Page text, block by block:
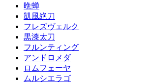
晩蝉
凱風絶刀
フレズヴェルク
黒漆太刀
フルンティング
アンドロメダ
ロムフェーヤ
ムルシエラゴ